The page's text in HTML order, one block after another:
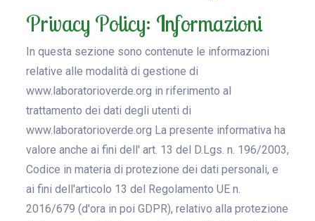
Privacy Policy: Informazioni
In questa sezione sono contenute le informazioni
relative alle modalità di gestione di
www.laboratorioverde.org in riferimento al
trattamento dei dati degli utenti di
www.laboratorioverde.org La presente informativa ha
valore anche ai fini dell' art. 13 del D.Lgs. n. 196/2003,
Codice in materia di protezione dei dati personali, e
ai fini dell'articolo 13 del Regolamento UE n.
2016/679 (d'ora in poi GDPR), relativo alla protezione